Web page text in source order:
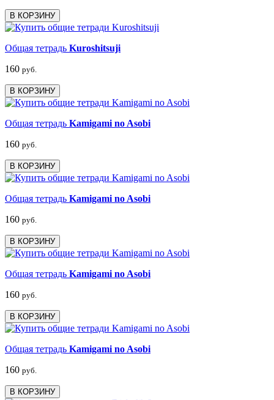
В КОРЗИНУ
Общая тетрадь Kuroshitsuji
160 руб.
В КОРЗИНУ
Общая тетрадь Kamigami no Asobi
160 руб.
В КОРЗИНУ
Общая тетрадь Kamigami no Asobi
160 руб.
В КОРЗИНУ
Общая тетрадь Kamigami no Asobi
160 руб.
В КОРЗИНУ
Общая тетрадь Kamigami no Asobi
160 руб.
В КОРЗИНУ